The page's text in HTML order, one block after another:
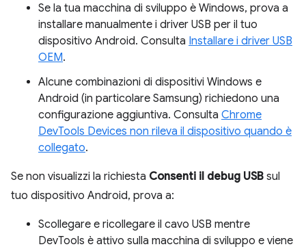
Se la tua macchina di sviluppo è Windows, prova a
installare manualmente i driver USB per il tuo
dispositivo Android. Consulta Installare i driver USB
OEM.
Alcune combinazioni di dispositivi Windows e
Android (in particolare Samsung) richiedono una
configurazione aggiuntiva. Consulta Chrome
DevTools Devices non rileva il dispositivo quando è
collegato.
Se non visualizzi la richiesta Consenti il debug USB sul
tuo dispositivo Android, prova a:
Scollegare e ricollegare il cavo USB mentre
DevTools è attivo sulla macchina di sviluppo e viene